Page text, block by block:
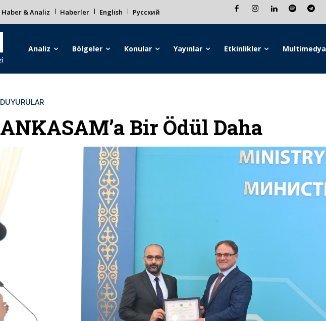
Haber & Analiz Haberler English Русский
Analiz Bölgeler Konular Yayınlar Etkinlikler Multimedya
DUYURULAR
ANKASAM’a Bir Ödül Daha